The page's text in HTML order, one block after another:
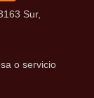
Sur,
o servicio